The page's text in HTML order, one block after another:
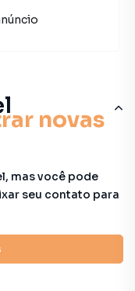
novas
mas você pode
seu contato para